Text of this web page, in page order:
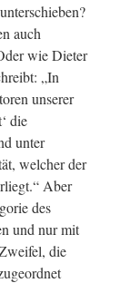
auch
wie Dieter
„In
unserer
die
unter
welcher der
Aber
des
und nur mit
die